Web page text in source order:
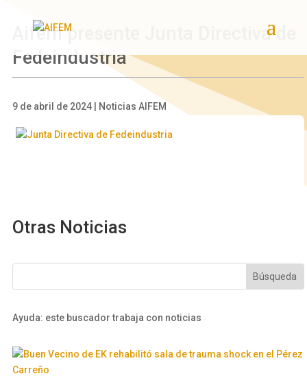
Aifem presente Junta Directiva de
Fedeindustria
9 de abril de 2024 | Noticias AIFEM
Otras Noticias
Ayuda: este buscador trabaja con noticias